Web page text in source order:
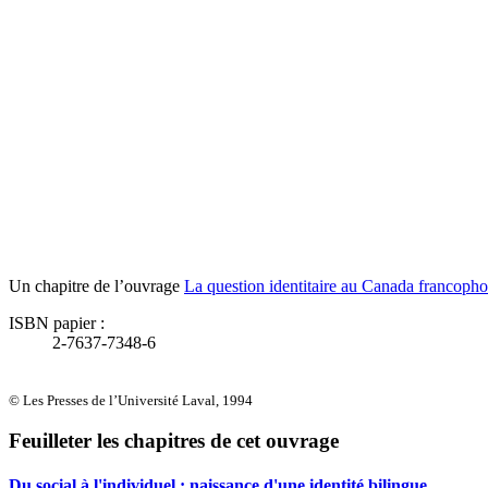
Un chapitre de l’ouvrage La question identitaire au Canada
ISBN papier :
2-7637-7348-6
© Les Presses de l’Université Laval, 1994
Feuilleter les chapitres de cet ouvrage